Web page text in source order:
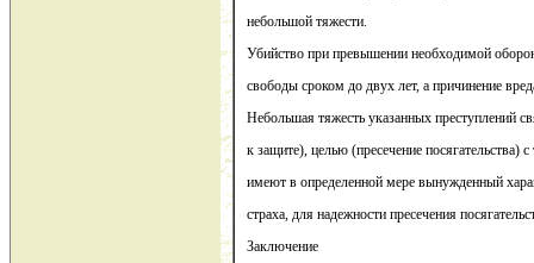
небольшой тяжести.
Убийство при превышении необходимой
свободы сроком до двух лет, а причинение
Небольшая тяжесть указанных преступлений
к защите), целью (пресечение посягательства)
имеют в определенной мере вынужденный
страха, для надежности пресечения
Заключение